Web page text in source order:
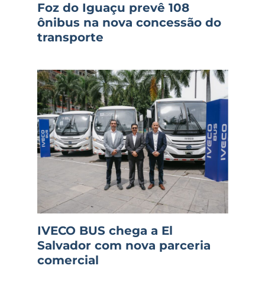
Foz do Iguaçu prevê 108
ônibus na nova concessão do
transporte
IVECO BUS chega a El
Salvador com nova parceria
comercial